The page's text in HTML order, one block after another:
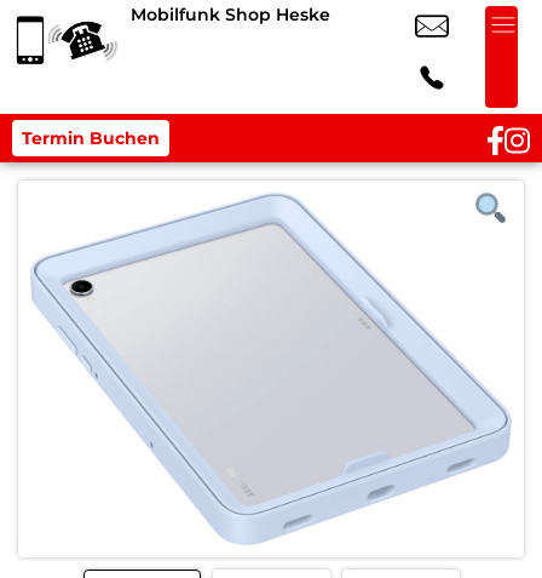
Mobilfunk Shop Heske
Termin Buchen